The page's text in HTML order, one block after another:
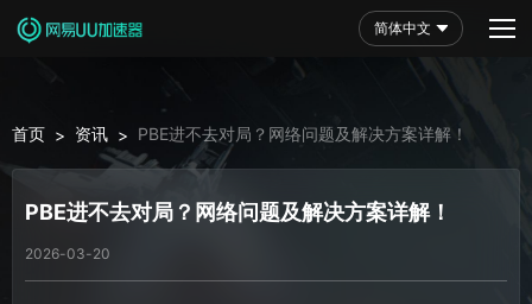
简体中文
首页 > 资讯 > PBE进不去对局？网络问题及解决方案详解！
PBE进不去对局？网络问题及解决方案详解！
2026-03-20